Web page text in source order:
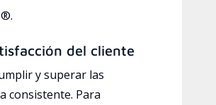
del cliente
y superar las
consistente. Para